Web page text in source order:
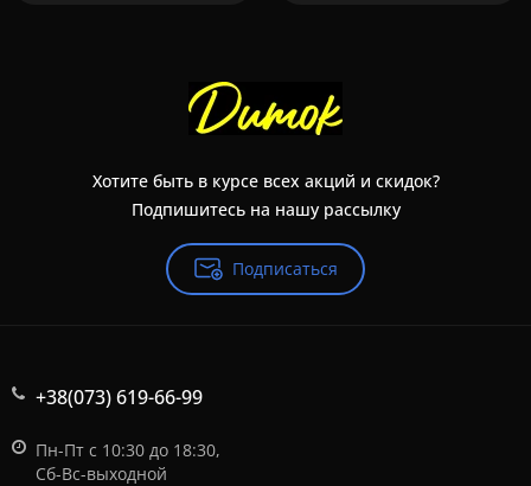
Хотите быть в курсе всех акций и скидок?
Подпишитесь на нашу рассылку
Подписаться
+38(073) 619-66-99
Пн-Пт с 10:30 до 18:30,
Сб-Вс-выходной